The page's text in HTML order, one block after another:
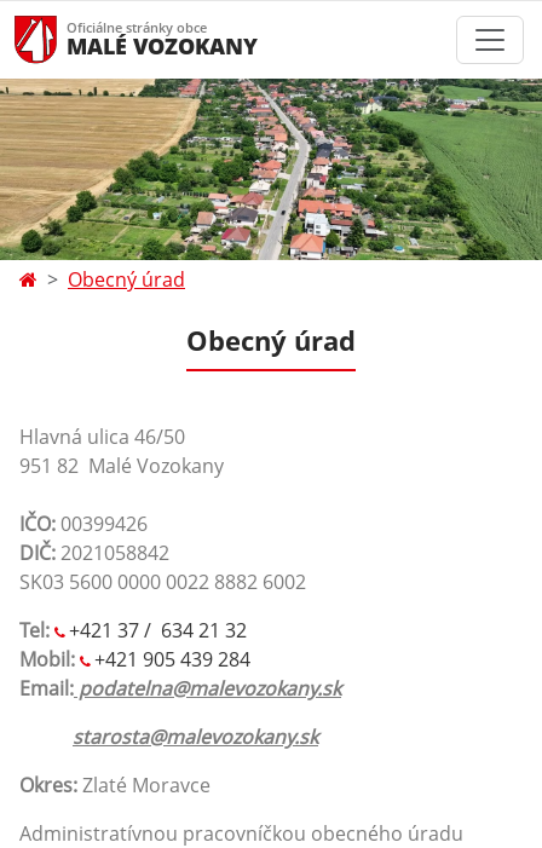
Oficiálne stránky obce
MALÉ VOZOKANY
Obecný úrad
Obecný úrad
Hlavná ulica 46/50
951 82 Malé Vozokany
IČO:00399426
DIČ:2021058842
SK03 5600 0000 0022 8882 6002
Tel:
+421 37 / 634 21 32
Mobil:
+421 905 439 284
Email: podatelna@malevozokany.sk
starosta@malevozokany.sk
Okres:Zlaté Moravce
Administratívnou pracovníčkou obecného úradu